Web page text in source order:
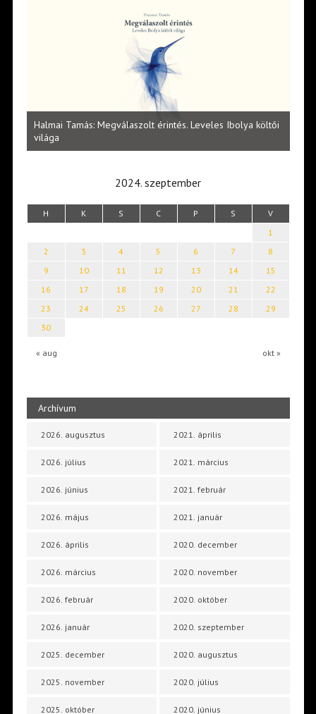
Halmai Tamás: Megválaszolt érintés. Leveles Ibolya költői
világa
2024. szeptember
H K S C P S V
« aug okt »
1
2
3 4 5 6 7
8
9
10 11 12 13 14
15
16
17 18 19 20 21
22
23
24 25 26 27 28
29
30
Archívum
2026. augusztus
2026. július
2026. június
2026. május
2026. április
2026. március
2026. február
2026. január
2025. december
2025. november
2025. október
2021. április
2021. március
2021. február
2021. január
2020. december
2020. november
2020. október
2020. szeptember
2020. augusztus
2020. július
2020. június